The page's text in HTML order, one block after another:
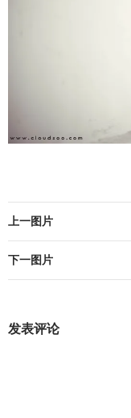
上一图片
下一图片
发表评论